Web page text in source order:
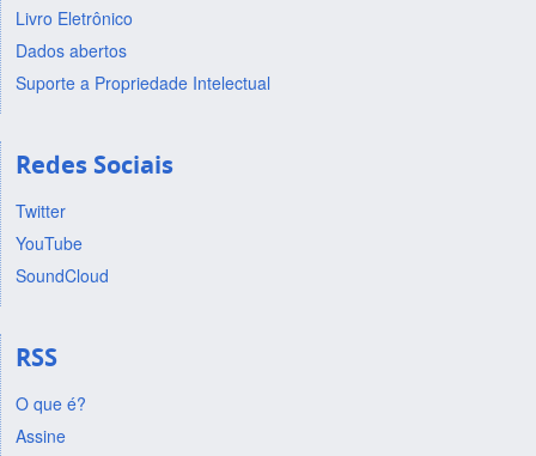
Livro Eletrônico
Dados abertos
Suporte a Propriedade Intelectual
Redes Sociais
Twitter
YouTube
SoundCloud
RSS
O que é?
Assine